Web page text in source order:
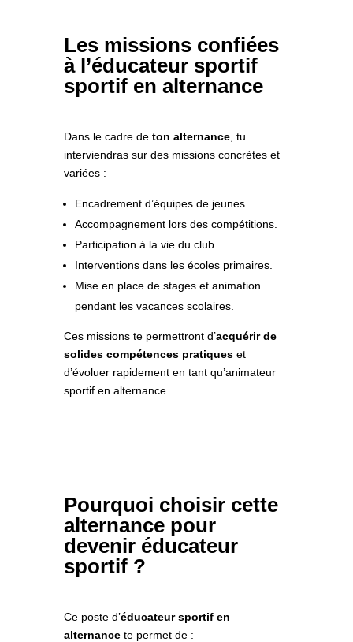
Les missions confiées
à l’éducateur sportif
sportif en alternance
Dans le cadre de ton alternance, tu
interviendras sur des missions concrètes et
variées :
Encadrement d’équipes de jeunes.
Accompagnement lors des compétitions.
Participation à la vie du club.
Interventions dans les écoles primaires.
Mise en place de stages et animation
pendant les vacances scolaires.
Ces missions te permettront d’acquérir de
solides compétences pratiqueset
d’évoluer rapidement en tant qu’animateur
sportif en alternance.
Pourquoi choisir cette
alternance pour
devenir éducateur
sportif ?
Ce poste d’éducateur sportif en
alternancete permet de :